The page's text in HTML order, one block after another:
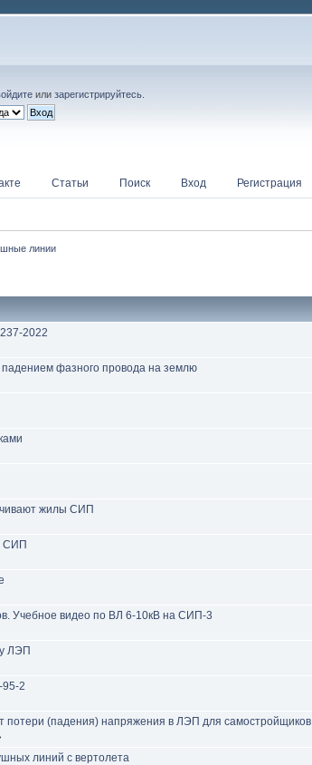
илизарегистрируйтесь
Статьи Поиск Вход Регистрация
линии
2022
падением фазного провода на землю
жилы СИП
СИП
Учебное видео по ВЛ 6-10кВ на СИП-3
ЛЭП
95-2
потери (падения) напряжения в ЛЭП для самостройщиков
линий с вертолета